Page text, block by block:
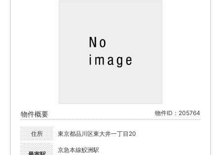
物件概要 物件ID：205764
住所 東京都品川区東大井一丁目20
京急本線鮫洲駅